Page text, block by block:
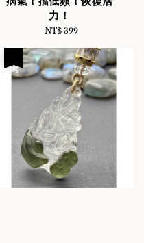
力！
Regular
NT$ 399